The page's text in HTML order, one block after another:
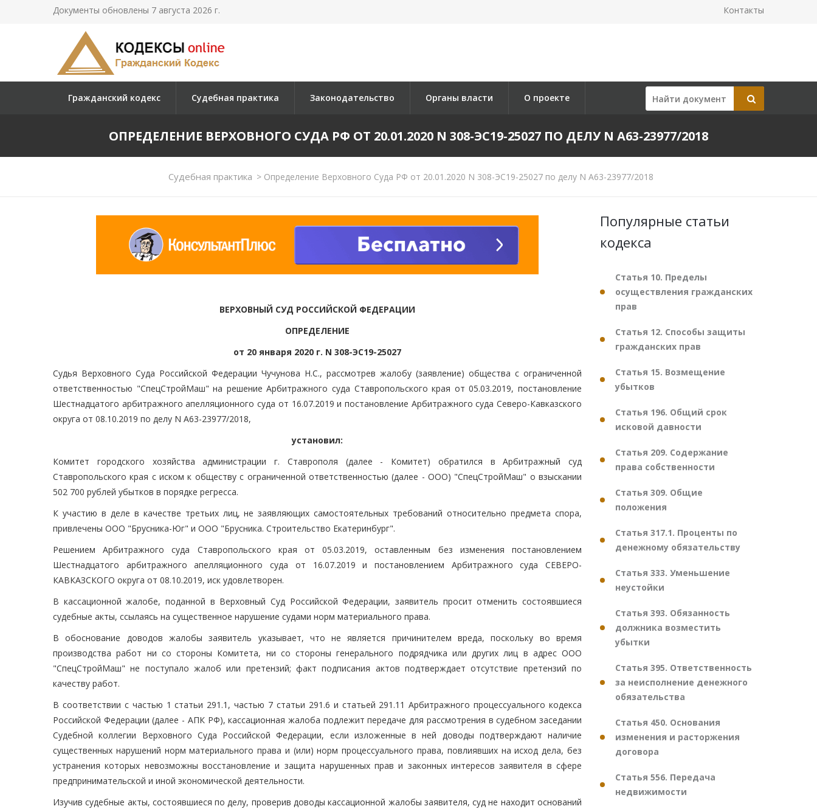
Документы обновлены 7 августа 2026 г. Контакты
Гражданский кодекс Судебная практика Законодательство Органы власти О проекте
ОПРЕДЕЛЕНИЕ ВЕРХОВНОГО СУДА РФ ОТ 20.01.2020 N 308-ЭС19-25027 ПО ДЕЛУ N А63-23977/2018
Судебная практика >Определение Верховного Суда РФ от 20.01.2020 N 308-ЭС19-25027 по делу N А63-23977/2018
ВЕРХОВНЫЙ СУД РОССИЙСКОЙ ФЕДЕРАЦИИ
ОПРЕДЕЛЕНИЕ
от 20 января 2020 г. N 308-ЭС19-25027
Судья Верховного Суда Российской Федерации Чучунова Н.С., рассмотрев жалобу (заявление) общества с ограниченной
ответственностью "СпецСтройМаш" на решение Арбитражного суда Ставропольского края от 05.03.2019, постановление
Шестнадцатого арбитражного апелляционного суда от 16.07.2019 и постановление Арбитражного суда Северо-Кавказского
округа от 08.10.2019 по делу N А63-23977/2018,
установил:
Комитет городского хозяйства администрации г. Ставрополя (далее - Комитет) обратился в Арбитражный суд
Ставропольского края с иском к обществу с ограниченной ответственностью (далее - ООО) "СпецСтройМаш" о взыскании
502 700 рублей убытков в порядке регресса.
К участию в деле в качестве третьих лиц, не заявляющих самостоятельных требований относительно предмета спора,
привлечены ООО "Брусника-Юг" и ООО "Брусника. Строительство Екатеринбург".
Решением Арбитражного суда Ставропольского края от 05.03.2019, оставленным без изменения постановлением
Шестнадцатого арбитражного апелляционного суда от 16.07.2019 и постановлением Арбитражного суда СЕВЕРО-
КАВКАЗСКОГО округа от 08.10.2019, иск удовлетворен.
В кассационной жалобе, поданной в Верховный Суд Российской Федерации, заявитель просит отменить состоявшиеся
судебные акты, ссылаясь на существенное нарушение судами норм материального права.
В обоснование доводов жалобы заявитель указывает, что не является причинителем вреда, поскольку во время
производства работ ни со стороны Комитета, ни со стороны генерального подрядчика или других лиц в адрес ООО
"СпецСтройМаш" не поступало жалоб или претензий; факт подписания актов подтверждает отсутствие претензий по
качеству работ.
В соответствии с частью 1 статьи 291.1, частью 7 статьи 291.6 и статьей 291.11 Арбитражного процессуального кодекса
Российской Федерации (далее - АПК РФ), кассационная жалоба подлежит передаче для рассмотрения в судебном заседании
Судебной коллегии Верховного Суда Российской Федерации, если изложенные в ней доводы подтверждают наличие
существенных нарушений норм материального права и (или) норм процессуального права, повлиявших на исход дела, без
устранения которых невозможны восстановление и защита нарушенных прав и законных интересов заявителя в сфере
предпринимательской и иной экономической деятельности.
Изучив судебные акты, состоявшиеся по делу, проверив доводы кассационной жалобы заявителя, суд не находит оснований
Популярные статьи
кодекса
Статья 10. Пределы
осуществления гражданских
прав
Статья 12. Способы защиты
гражданских прав
Статья 15. Возмещение
убытков
Статья 196. Общий срок
исковой давности
Статья 209. Содержание
права собственности
Статья 309. Общие
положения
Статья 317.1. Проценты по
денежному обязательству
Статья 333. Уменьшение
неустойки
Статья 393. Обязанность
должника возместить
убытки
Статья 395. Ответственность
за неисполнение денежного
обязательства
Статья 450. Основания
изменения и расторжения
договора
Статья 556. Передача
недвижимости